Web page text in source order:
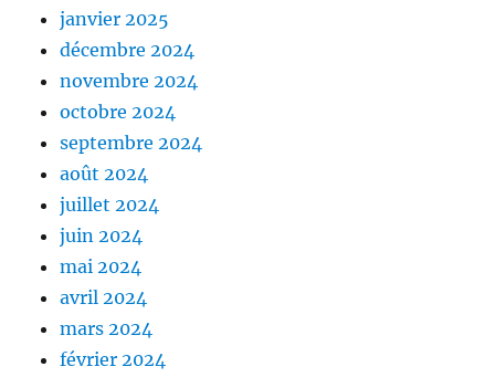
janvier 2025
décembre 2024
novembre 2024
octobre 2024
septembre 2024
août 2024
juillet 2024
juin 2024
mai 2024
avril 2024
mars 2024
février 2024